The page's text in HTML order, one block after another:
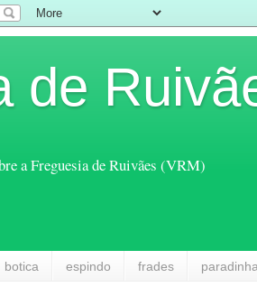
de
a Freguesia de Ruivães (VRM)
botica espindo frades